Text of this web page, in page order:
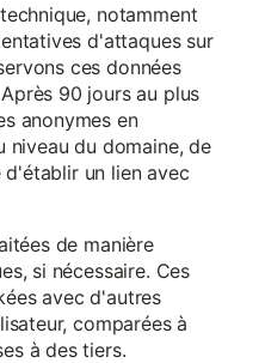
notamment
d'attaques sur
ces données
90 jours au plus
anonymes en
niveau du domaine, de
un lien avec
de manière
si nécessaire. Ces
avec d'autres
comparées à
à des tiers.